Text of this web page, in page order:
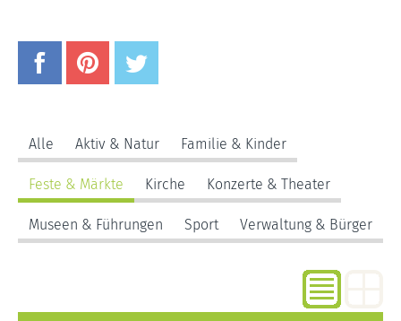
Alle Aktiv & Natur Familie & Kinder
Feste & Märkte Kirche Konzerte & Theater
Museen & Führungen Sport Verwaltung & Bürger